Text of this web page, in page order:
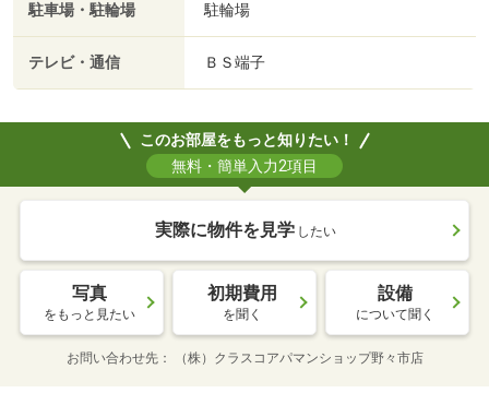
駐車場・駐輪場 駐輪場
テレビ・通信 ＢＳ端子
このお部屋をもっと知りたい！
無料・簡単入力2項目
実際に物件を見学 したい
写真
をもっと見たい
初期費用
を聞く
設備
について聞く
お問い合わせ先 （株）クラスコアパマンショップ野々市店